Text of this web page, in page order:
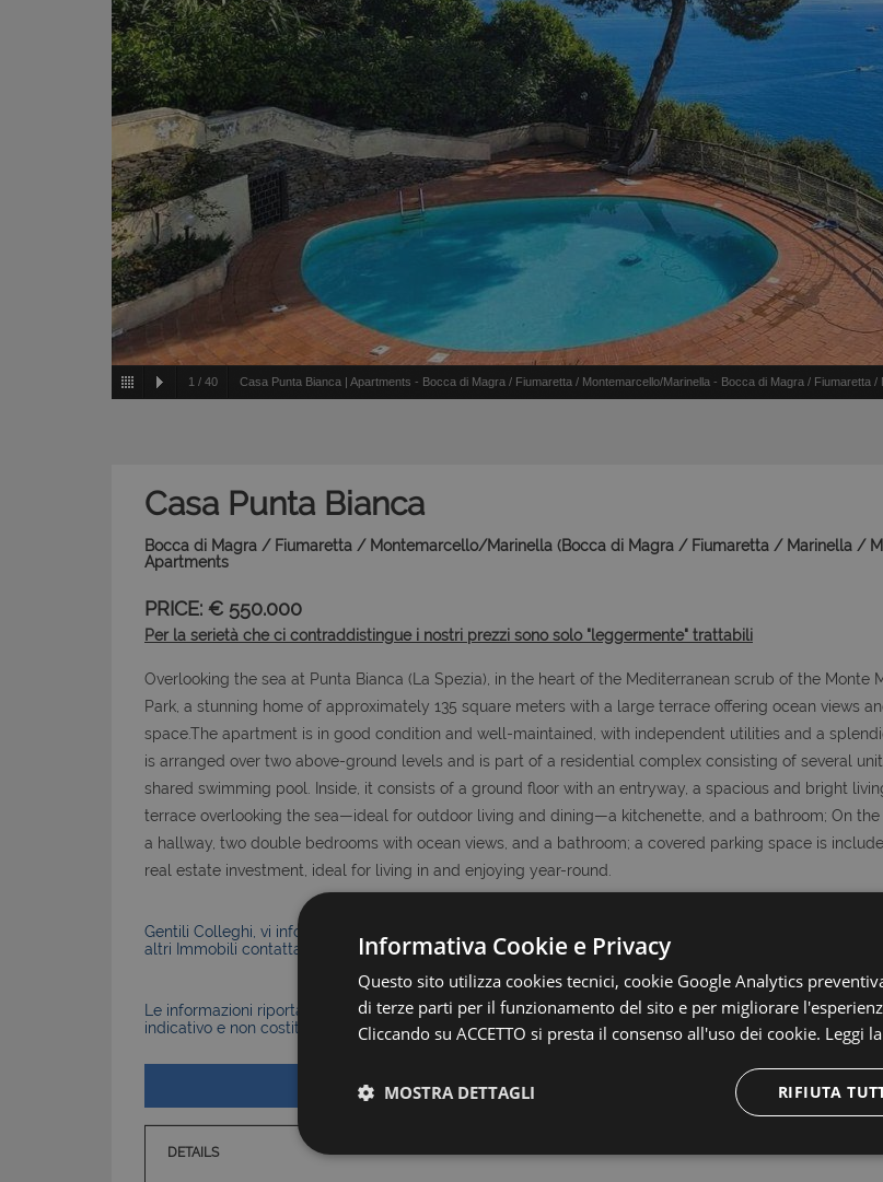
1 / 40 Casa Punta Bianca | Apartments - Bocca di Magra / Fiumaretta / Montemarcello/Marinella - Bocca di Magra / Fiumaretta /
Casa Punta Bianca
Bocca di Magra / Fiumaretta / Montemarcello/Marinella (Bocca di Magra / Fiumaretta / Marinella /
Apartments
PRICE: € 550.000
Per la serietà che ci contraddistingue i nostri prezzi sono solo "leggermente" trattabili
Overlooking the sea at Punta Bianca (La Spezia), in the heart of the Mediterranean scrub of the Monte
Park, a stunning home of approximately 135 square meters with a large terrace offering ocean views
space.The apartment is in good condition and well-maintained, with independent utilities and a
is arranged over two above-ground levels and is part of a residential complex consisting of several
shared swimming pool. Inside, it consists of a ground floor with an entryway, a spacious and bright
terrace overlooking the sea—ideal for outdoor living and dining—a kitchenette, and a bathroom; On the
a hallway, two double bedrooms with ocean views, and a bathroom; a covered parking space is
real estate investment, ideal for living in and enjoying year-round.
Gentili Colleghi, vi informiamo che la Nostra Agenzia Collabora con Tutti, quindi se avete clienti
altri Immobili contattateci senza problemi.
Le informazioni riportate nell’annuncio, comprese le metrature e le descrizioni degli ambienti, sono
indicativo e non costituiscono elemento contrattuale
DETAILS
Informativa Cookie e Privacy
Questo sito utilizza cookies tecnici, cookie Google Analytics
di terze parti per il funzionamento del sito e per migliorare
Cliccando su ACCETTO si presta il consenso all'uso dei cookie. Leggi
RIFIUTA
MOSTRA DETTAGLI
Strettamente necessari e Statistiche